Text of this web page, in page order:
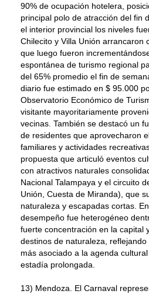
90% de ocupación hotelera,
principal polo de atracción del fin
el interior provincial los niveles
Chilecito y Villa Unión arrancaron
que luego fueron
espontánea de turismo regional
del 65% promedio el fin de
diario fue estimado en $ 95.000
Observatorio Económico de
visitante mayoritariamente
vecinas. También se destacó un
de residentes que aprovecharon
familiares y actividades
propuesta que articuló eventos
con atractivos naturales
Nacional Talampaya y el circuito
Unión, Cuesta de Miranda), que
naturaleza y escapadas cortas.
desempeño fue heterogéneo
fuerte concentración en la capital
destinos de naturaleza,
más asociado a la agenda
estadía prolongada.
13) Mendoza. El Carnaval